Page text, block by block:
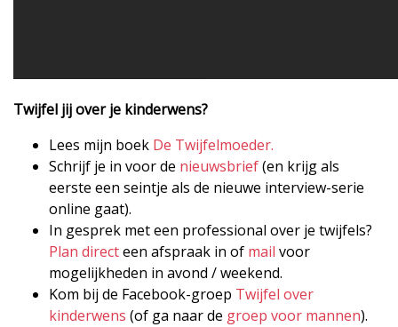
Twijfel jij over je kinderwens?
Lees mijn boek De Twijfelmoeder.
Schrijf je in voor de nieuwsbrief(en krijg als
eerste een seintje als de nieuwe interview-serie
online gaat).
In gesprek met een professional over je twijfels?
Plan directeen afspraak in of mail voor
mogelijkheden in avond / weekend.
Kom bij de Facebook-groep Twijfel over
kinderwens (of ga naar de groep voor mannen).